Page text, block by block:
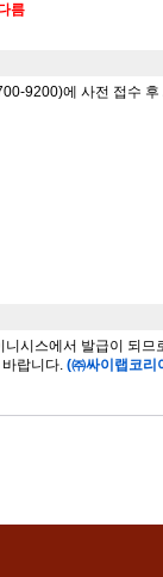
름
9200)에 사전 접수
시스에서 발급이 되므
랍니다. (㈜싸이랩코